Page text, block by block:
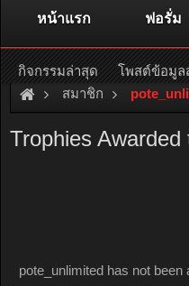
ติดต่อลงโฆษณา
หรืออ่านรายละ
สมาชิก
Trophies
pote_unlimited has not
หน้าแรก ฟอรั่ม
กิจกรรมล่าสุด โพสต์ข้อมูล